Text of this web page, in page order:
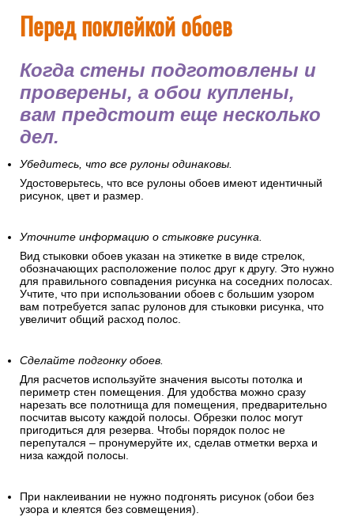
Перед поклейкой обоев
Когда стены подготовлены и
проверены, а обои куплены,
вам предстоит еще несколько
дел.
Убедитесь, что все рулоны одинаковы.
Удостоверьтесь, что все рулоны обоев имеют идентичный
рисунок, цвет и размер.
Уточните информацию о стыковке рисунка.
Вид стыковки обоев указан на этикетке в виде стрелок,
обозначающих расположение полос друг к другу. Это нужно
для правильного совпадения рисунка на соседних полосах.
Учтите, что при использовании обоев с большим узором
вам потребуется запас рулонов для стыковки рисунка, что
увеличит общий расход полос.
Сделайте подгонку обоев.
Для расчетов используйте значения высоты потолка и
периметр стен помещения. Для удобства можно сразу
нарезать все полотнища для помещения, предварительно
посчитав высоту каждой полосы. Обрезки полос могут
пригодиться для резерва. Чтобы порядок полос не
перепутался – пронумеруйте их, сделав отметки верха и
низа каждой полосы.
При наклеивании не нужно подгонять рисунок (обои без
узора и клеятся без совмещения).